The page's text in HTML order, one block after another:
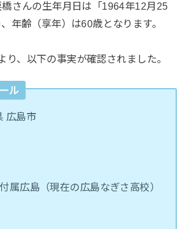
橋さんの生年月日は「1964年12月25
年齢（享年）は60歳となります。
り、以下の事実が確認されました。
ル
広島市
属広島（現在の広島なぎさ高校）